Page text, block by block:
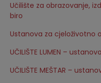
Učilište za obrazovanje,
biro
Ustanova za cjeloživotno
UČILIŠTE LUMEN –
UČILIŠTE MEŠTAR –